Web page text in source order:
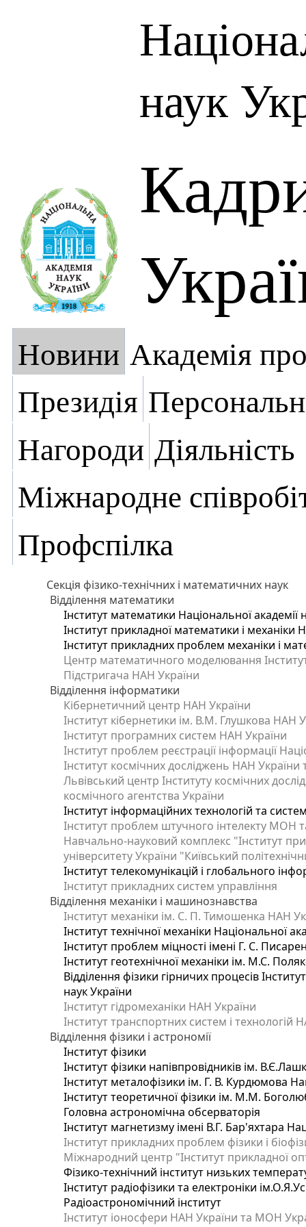
наук
Новини Академія
Президія
Нагороди Діяльність
Міжнародне
Профспілка
Секція фізико-технічних і математичних наук
Відділення математики
Інститут математики Національної академії
Інститут прикладної математики і механіки
Інститут прикладних проблем механіки і
Центр математичного моделювання
Підстригача НАН України
Відділення інформатики
Кібернетичний центр НАН України
Інститут кібернетики ім. В.М. Глушкова НАН
Інститут програмних систем НАН України
Інститут проблем реєстрації інформації
Інститут космічних досліджень НАН України
Львівський центр Інституту космічних
космічного агентства України
Інститут інформаційних технологій та
Інститут проблем штучного інтелекту МОН
Навчально-науковий комплекс "Інститут
університету України "Київський
Інститут телекомунікацій і глобального
Інститут прикладних систем управління
Відділення механіки і машинознавства
Інститут механіки ім. С. П. Тимошенка НАН
Інститут технічної механіки Національної
Інститут проблем міцності імені Г. С.
Інститут геотехнічної механіки ім. М.С.
Відділення фізики гірничих процесів
наук України
Інститут гідромеханіки НАН України
Інститут транспортних систем і технологій
Відділення фізики і астрономії
Інститут фізики
Інститут фізики напівпровідників ім.
Інститут металофізики ім. Г. В. Курдюмова
Інститут теоретичної фізики ім. М.М.
Головна астрономічна обсерваторія
Інститут магнетизму імені В.Г. Бар'яхтара
Інститут прикладних проблем фізики і
Міжнародний центр "Інститут прикладної
Фізико-технічний інститут низьких
Інститут радіофізики та електроніки
Радіоастрономічний інститут
Інститут іоносфери НАН України та МОН